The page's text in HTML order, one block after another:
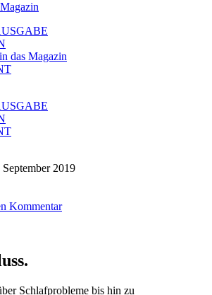
September 2019
Kommentar
Schlafprobleme bis hin zu